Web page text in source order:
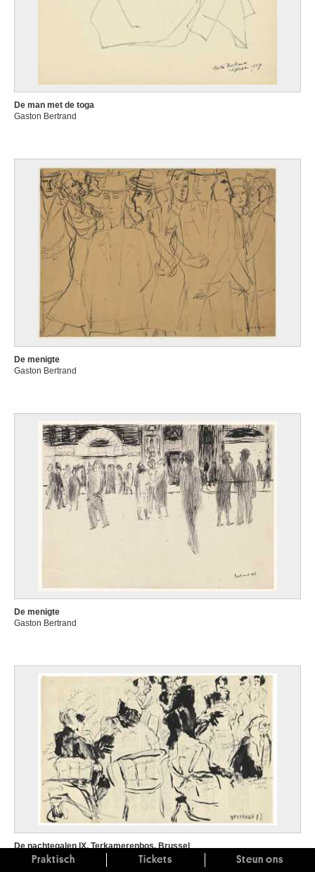
De man met de toga
Gaston Bertrand
De menigte
Gaston Bertrand
De menigte
Gaston Bertrand
De nachtegalen IX. Terkamerenbos, Brussel
Gaston Bertrand
Praktisch Tickets Steun ons